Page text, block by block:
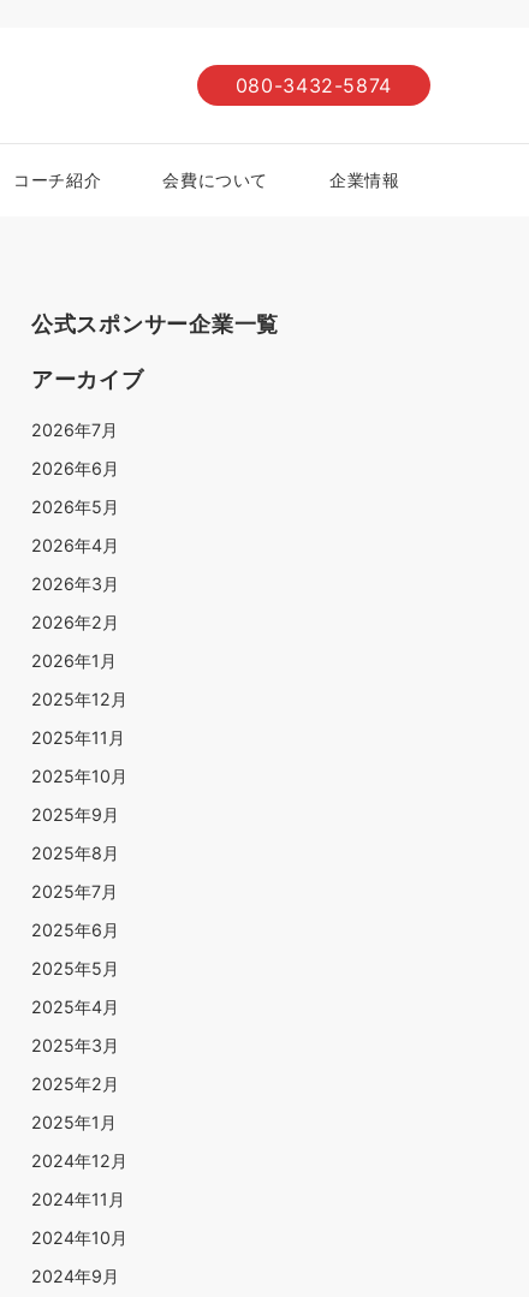
080-3432-5874
コーチ紹介 会費について 企業情報
公式スポンサー企業一覧
アーカイブ
2026年7月
2026年6月
2026年5月
2026年4月
2026年3月
2026年2月
2026年1月
2025年12月
2025年11月
2025年10月
2025年9月
2025年8月
2025年7月
2025年6月
2025年5月
2025年4月
2025年3月
2025年2月
2025年1月
2024年12月
2024年11月
2024年10月
2024年9月